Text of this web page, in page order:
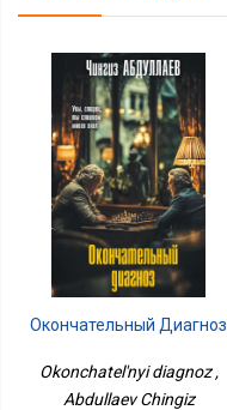
Окончательный Диагноз
Okonchatel'nyi diagnoz ,
Abdullaev Chingiz